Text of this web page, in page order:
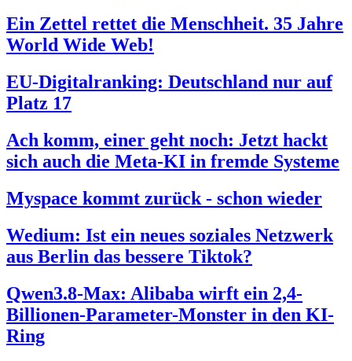
Ein Zettel rettet die Menschheit. 35 Jahre
World Wide Web!
EU-Digitalranking: Deutschland nur auf
Platz 17
Ach komm, einer geht noch: Jetzt hackt
sich auch die Meta-KI in fremde Systeme
Myspace kommt zurück - schon wieder
Wedium: Ist ein neues soziales Netzwerk
aus Berlin das bessere Tiktok?
Qwen3.8-Max: Alibaba wirft ein 2,4-
Billionen-Parameter-Monster in den KI-
Ring